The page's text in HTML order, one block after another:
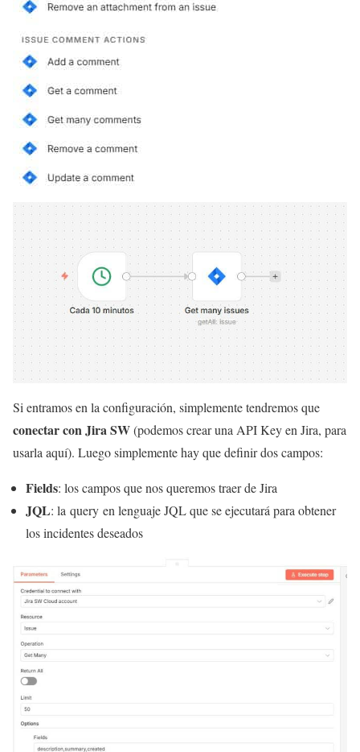
Si entramos en la configuración, simplemente tendremos que
conectar con Jira SW(podemos crear una API Key en Jira, para
usarla aquí). Luego simplemente hay que definir dos campos:
Fields: los campos que nos queremos traer de Jira
JQL: la query en lenguaje JQL que se ejecutará para obtener
los incidentes deseados